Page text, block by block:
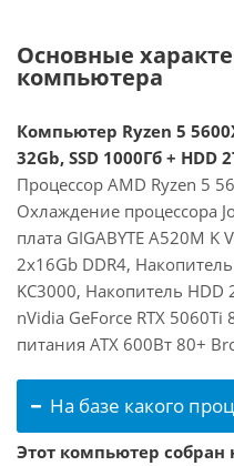
Основные
компьютера
Компьютер Ryzen 5
32Gb, SSD 1000Гб + HDD
Процессор AMD Ryzen 5
Охлаждение процессора
плата GIGABYTE A520M
2x16Gb DDR4,
KC3000, Накопитель HDD
nVidia GeForce RTX
питания ATX 600Вт 80+
На базе какого
Этот компьютер собран